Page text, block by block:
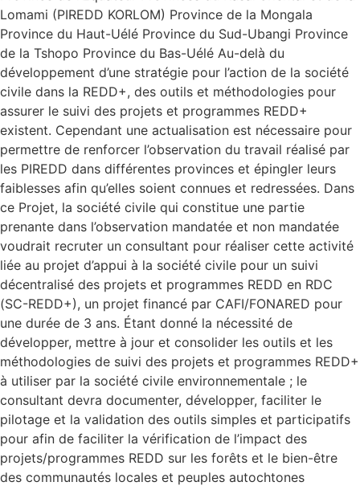
Lomami (PIREDD KORLOM) Province de la Mongala
Province du Haut-Uélé Province du Sud-Ubangi Province
de la Tshopo Province du Bas-Uélé Au-delà du
développement d’une stratégie pour l’action de la société
civile dans la REDD+, des outils et méthodologies pour
assurer le suivi des projets et programmes REDD+
existent. Cependant une actualisation est nécessaire pour
permettre de renforcer l’observation du travail réalisé par
les PIREDD dans différentes provinces et épingler leurs
faiblesses afin qu’elles soient connues et redressées. Dans
ce Projet, la société civile qui constitue une partie
prenante dans l’observation mandatée et non mandatée
voudrait recruter un consultant pour réaliser cette activité
liée au projet d’appui à la société civile pour un suivi
décentralisé des projets et programmes REDD en RDC
(SC-REDD+), un projet financé par CAFI/FONARED pour
une durée de 3 ans. Étant donné la nécessité de
développer, mettre à jour et consolider les outils et les
méthodologies de suivi des projets et programmes REDD+
à utiliser par la société civile environnementale ; le
consultant devra documenter, développer, faciliter le
pilotage et la validation des outils simples et participatifs
pour afin de faciliter la vérification de l’impact des
projets/programmes REDD sur les forêts et le bien-être
des communautés locales et peuples autochtones